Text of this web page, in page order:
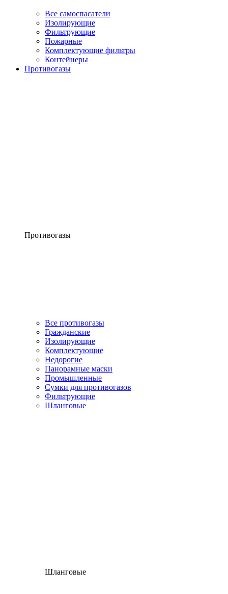
Все самоспасатели
Изолирующие
Фильтрующие
Пожарные
Комплектующие фильтры
Контейнеры
Противогазы
Противогазы
Все противогазы
Гражданские
Изолирующие
Комплектующие
Недорогие
Панорамные маски
Промышленные
Сумки для противогазов
Фильтрующие
Шланговые
Шланговые